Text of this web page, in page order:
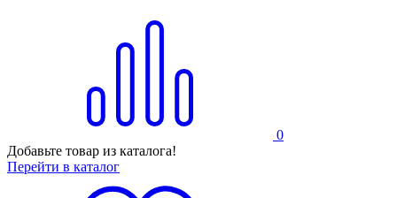
0
Добавьте товар из каталога!
Перейти в каталог